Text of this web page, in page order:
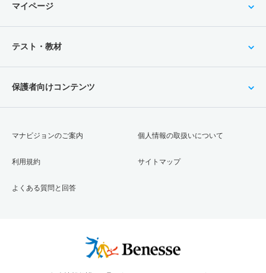
マイページ
テスト・教材
保護者向けコンテンツ
マナビジョンのご案内
利用規約
よくある質問と回答
個人情報の取扱いについて
サイトマップ